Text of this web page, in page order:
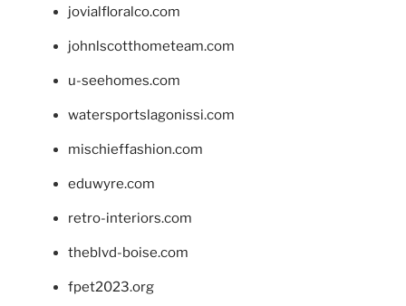
jovialfloralco.com
johnlscotthometeam.com
u-seehomes.com
watersportslagonissi.com
mischieffashion.com
eduwyre.com
retro-interiors.com
theblvd-boise.com
fpet2023.org